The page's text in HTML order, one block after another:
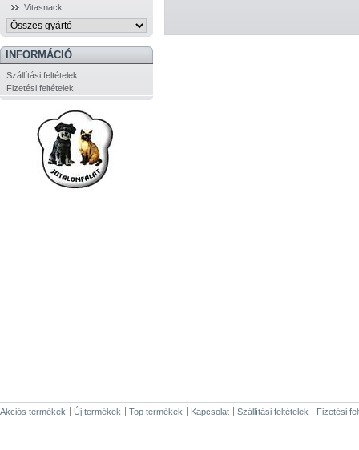
Vitasnack
INFORMÁCIÓ
Szállítási feltételek
Fizetési feltételek
Akciós termékek Új termékek Top termékek Kapcsolat Szállítási feltételek Fizetési